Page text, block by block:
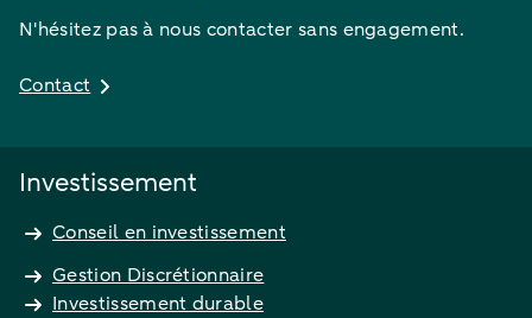
N'hésitez pas à nous contacter sans engagement.
Contact
Investissement
Conseil en investissement
Gestion Discrétionnaire
Investissement durable